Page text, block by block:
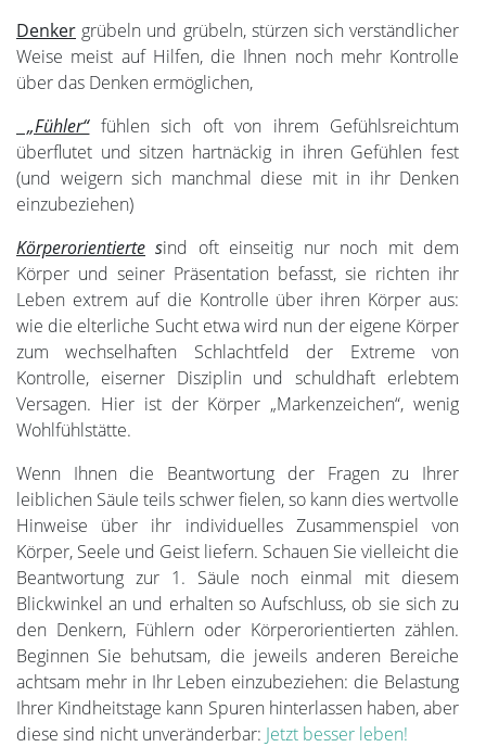
Denker grübeln und grübeln, stürzen sich verständlicher
Weise meist auf Hilfen, die Ihnen noch mehr Kontrolle
über das Denken ermöglichen,
„Fühler“fühlen sich oft von ihrem Gefühlsreichtum
überflutet und sitzen hartnäckig in ihren Gefühlen fest
(und weigern sich manchmal diese mit in ihr Denken
einzubeziehen)
Körperorientierte sind oft einseitig nur noch mit dem
Körper und seiner Präsentation befasst, sie richten ihr
Leben extrem auf die Kontrolle über ihren Körper aus:
wie die elterliche Sucht etwa wird nun der eigene Körper
zum wechselhaften Schlachtfeld der Extreme von
Kontrolle, eiserner Disziplin und schuldhaft erlebtem
Versagen. Hier ist der Körper „Markenzeichen“, wenig
Wohlfühlstätte.
Wenn Ihnen die Beantwortung der Fragen zu Ihrer
leiblichen Säule teils schwer fielen, so kann dies wertvolle
Hinweise über ihr individuelles Zusammenspiel von
Körper, Seele und Geist liefern. Schauen Sie vielleicht die
Beantwortung zur 1. Säule noch einmal mit diesem
Blickwinkel an und erhalten so Aufschluss, ob sie sich zu
den Denkern, Fühlern oder Körperorientierten zählen.
Beginnen Sie behutsam, die jeweils anderen Bereiche
achtsam mehr in Ihr Leben einzubeziehen: die Belastung
Ihrer Kindheitstage kann Spuren hinterlassen haben, aber
diese sind nicht unveränderbar: Jetzt besser leben!